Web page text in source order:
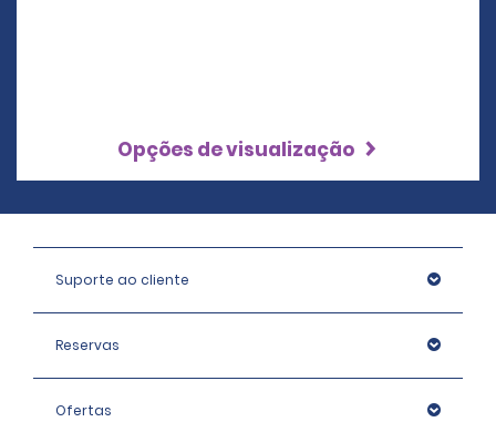
Opções de visualização
Suporte ao cliente
Reservas
Ofertas